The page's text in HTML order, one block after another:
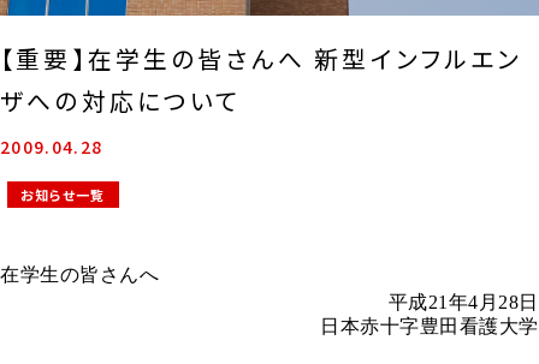
【重要】在学生の皆さんへ 新型インフルエン
ザへの対応について
2009.04.28
お知らせ一覧
在学生の皆さんへ
平成21 年4 月 28日
日本赤十字豊田看護大学